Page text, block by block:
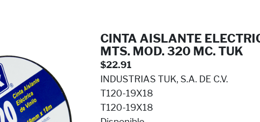
CINTA AISLANTE
MTS. MOD. 320 MC. TUK
$22.91
INDUSTRIAS TUK, S.A. DE C.V.
T120-19X18
T120-19X18